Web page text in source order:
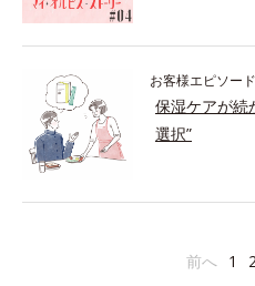
お客様エピソード
保湿ケアが続
選択”
前へ 1